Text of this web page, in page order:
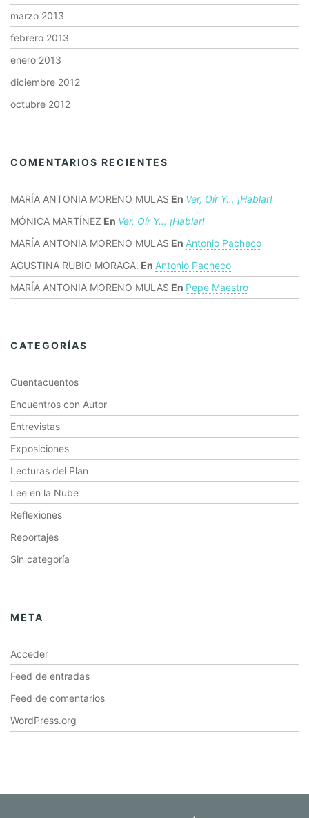
marzo 2013
febrero 2013
enero 2013
diciembre 2012
octubre 2012
COMENTARIOS RECIENTES
MARÍA ANTONIA MORENO MULAS En Ver, Oír Y… ¡hablar!
MÓNICA MARTÍNEZ En Ver, Oír Y… ¡hablar!
MARÍA ANTONIA MORENO MULAS En Antonio Pacheco
AGUSTINA RUBIO MORAGA. En Antonio Pacheco
MARÍA ANTONIA MORENO MULAS En Pepe Maestro
CATEGORÍAS
Cuentacuentos
Encuentros con Autor
Entrevistas
Exposiciones
Lecturas del Plan
Lee en la Nube
Reflexiones
Reportajes
Sin categoría
META
Acceder
Feed de entradas
Feed de comentarios
WordPress.org